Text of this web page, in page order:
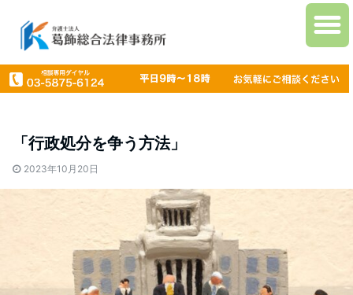
「行政処分を争う方法」
2023年10月20日